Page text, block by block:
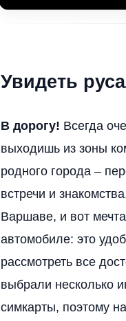
Увидеть
В дорогу! Всегда
выходишь из зоны
родного города –
встречи и
Варшаве, и вот
автомобиле: это
рассмотреть все
выбрали несколько
симкарты, поэтому